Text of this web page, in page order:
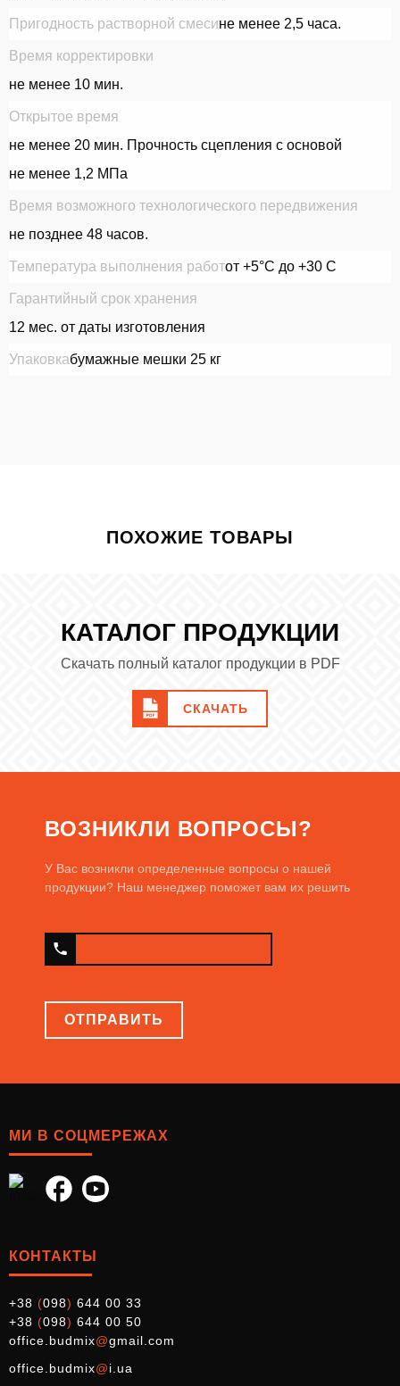
Пригодность растворной смесине менее 2,5 часа.
Время корректировки
не менее 10 мин.
Открытое время
не менее 20 мин. Прочность сцепления с основой
не менее 1,2 МПа
Время возможного технологического передвижения
не позднее 48 часов.
Температура выполнения работот +5°С до +30 С
Гарантийный срок хранения
12 мес. от даты изготовления
Упаковкабумажные мешки 25 кг
ПОХОЖИЕ ТОВАРЫ
КАТАЛОГ ПРОДУКЦИИ
Скачать полный каталог продукции в PDF
СКАЧАТЬ
ВОЗНИКЛИ ВОПРОСЫ?
У Вас возникли определенные вопросы о нашей
продукции? Наш менеджер поможет вам их решить
ОТПРАВИТЬ
МИ В СОЦМЕРЕЖАХ
КОНТАКТЫ
+38 (098) 644 00 33
+38 (098) 644 00 50
office.budmix@gmail.com
office.budmix@i.ua